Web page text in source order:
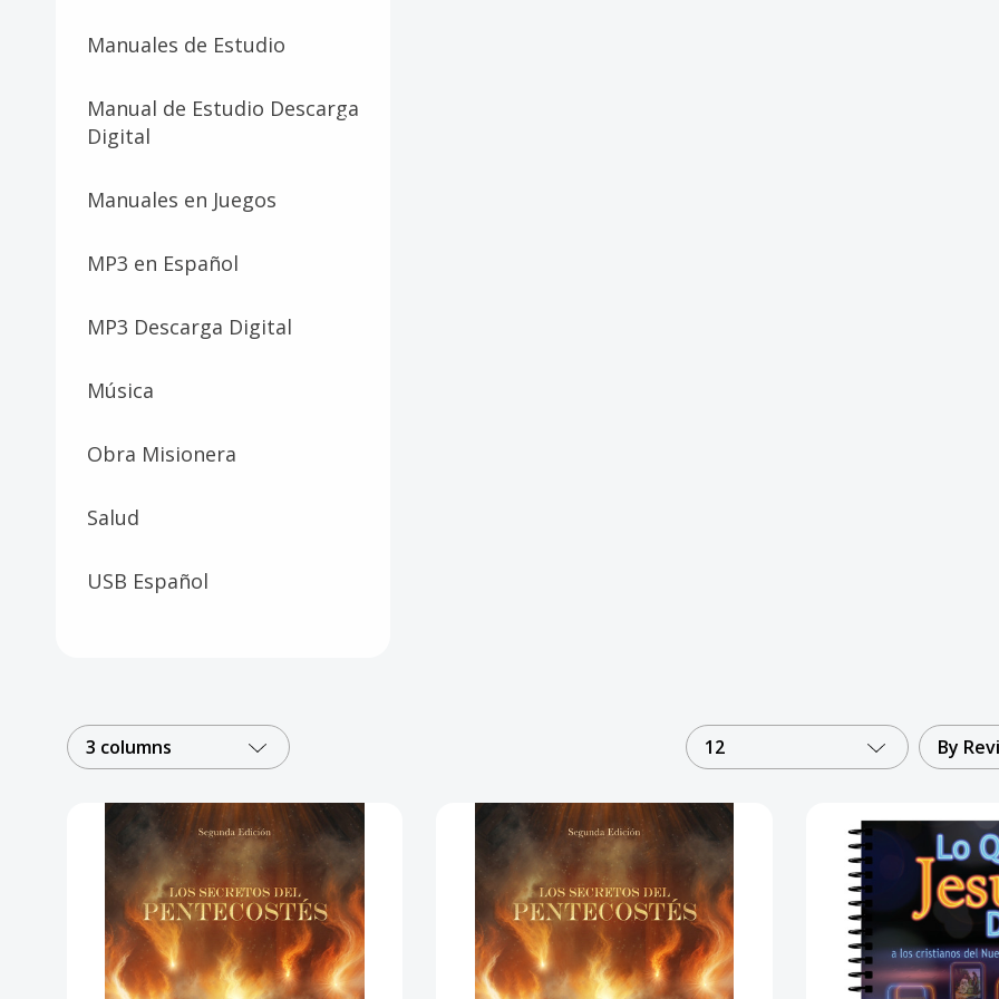
Manuales de Estudio
Manual de Estudio Descarga
Digital
Manuales en Juegos
MP3 en Español
MP3 Descarga Digital
Música
Obra Misionera
Salud
USB Español
3 columns 12 By